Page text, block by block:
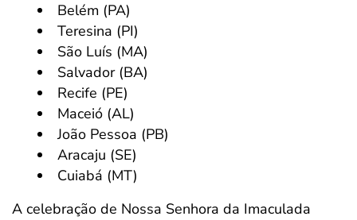
Belém (PA)
Teresina (PI)
São Luís (MA)
Salvador (BA)
Recife (PE)
Maceió (AL)
João Pessoa (PB)
Aracaju (SE)
Cuiabá (MT)
A celebração de Nossa Senhora da Imaculada